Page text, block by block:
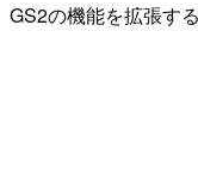
GS2の機能を拡張す